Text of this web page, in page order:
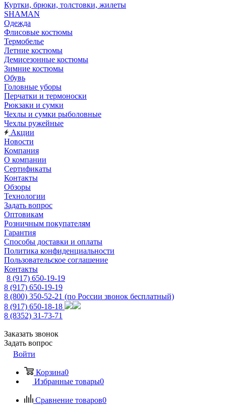
Куртки, брюки, толстовки, жилеты
SHAMAN
Одежда
Флисовые костюмы
Термобелье
Летние костюмы
Демисезонные костюмы
Зимние костюмы
Обувь
Головные уборы
Перчатки и термоноски
Рюкзаки и сумки
Чехлы и сумки рыболовные
Чехлы ружейные
Акции
Новости
Компания
О компании
Сертификаты
Контакты
Обзоры
Технологии
Задать вопрос
Оптовикам
Розничным покупателям
Гарантия
Способы доставки и оплаты
Политика конфиденциальности
Пользовательское соглашение
Контакты
8 (917) 650-19-19
8 (917) 650-19-19
8 (800) 350-52-21 (по России звонок бесплатный)
8 (917) 650-18-18
8 (8352) 31-73-71
Заказать звонок
Задать вопрос
Войти
Корзина0
Избранные товары0
Сравнение товаров0